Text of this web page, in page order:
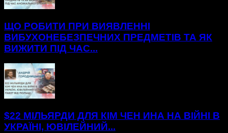
ЩО РОБИТИ ПРИ ВИЯВЛЕННІ
ВИБУХОНЕБЕЗПЕЧНИХ ПРЕДМЕТІВ ТА ЯК
ВИЖИТИ ПІД ЧАС...
$22 МІЛЬЯРДИ ДЛЯ КІМ ЧЕН ИНА НА ВІЙНІ В
УКРАЇНІ, ЮВІЛЕЙНИЙ...